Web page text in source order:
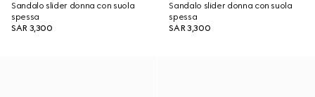
Sandalo slider donna con suola
spessa
SAR 3,300
Sandalo slider donna con suola
spessa
SAR 3,300